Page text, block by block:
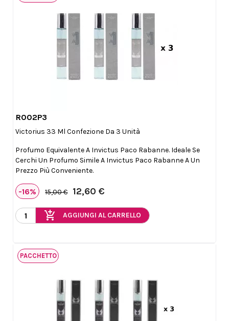
R002P3
Victorius 33 Ml Confezione Da 3 Unità
Profumo Equivalente A Invictus Paco Rabanne. Ideale Se
Cerchi Un Profumo Simile A Invictus Paco Rabanne A Un
Prezzo Più Conveniente.
-16% 15,00 € 12,60 €
add_shopping_cart AGGIUNGI AL CARRELLO
PACCHETTO